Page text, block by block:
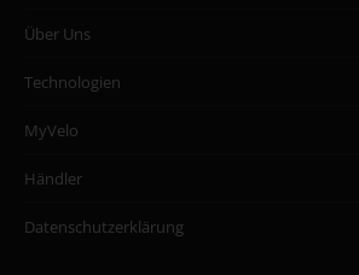
Über Uns
Technologien
MyVelo
Händler
Datenschutzerklärung